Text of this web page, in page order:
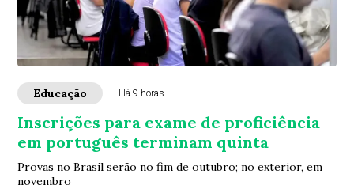
Educação Há 9 horas
Inscrições para exame de proficiência
em português terminam quinta
Provas no Brasil serão no fim de outubro; no exterior, em
novembro